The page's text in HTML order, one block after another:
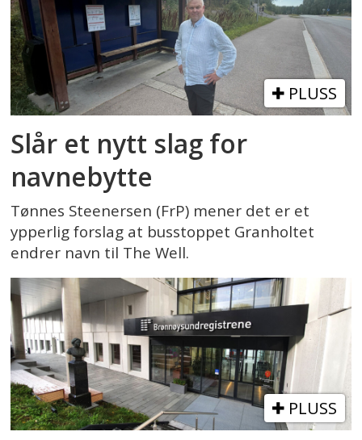
PLUSS
Slår et nytt slag for
navnebytte
Tønnes Steenersen (FrP) mener det er et
ypperlig forslag at busstoppet Granholtet
endrer navn til The Well.
PLUSS